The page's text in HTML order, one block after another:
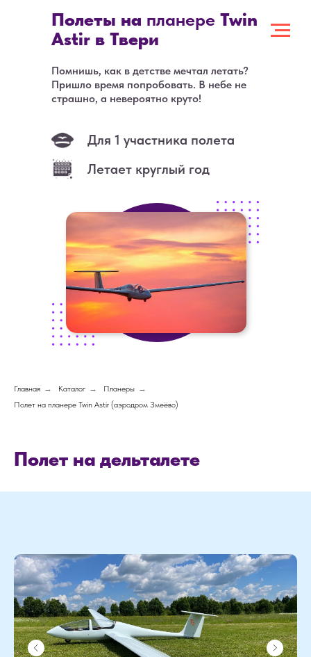
Полеты на планере Twin
Astir в Твери
Помнишь, как в детстве мечтал летать?
Пришло время попробовать. В небе не
страшно, а невероятно круто!
Летает круглый год
Для 1 участника полета
Главная → Каталог → Планеры →
Полет на планере Twin Astir (аэродром Змеёво)
Полет на дельталете